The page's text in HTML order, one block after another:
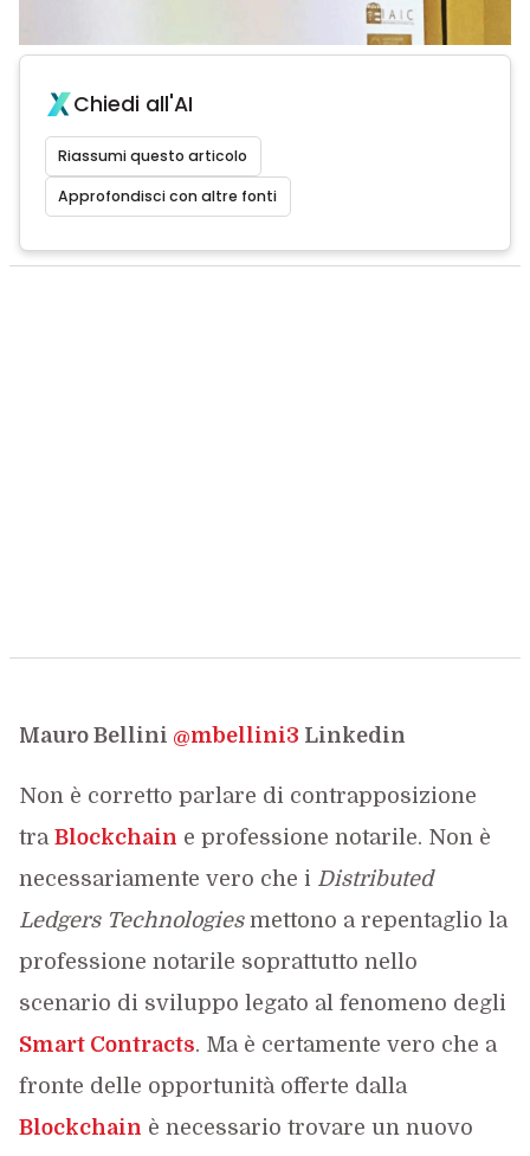
Chiedi all'AI
Riassumi questo articolo
Approfondisci con altre fonti
Mauro Bellini @mbellini3 Linkedin
Non è corretto parlare di contrapposizione
tra Blockchain e professione notarile. Non è
necessariamente vero che i Distributed
Ledgers Technologiesmettono a repentaglio la
professione notarile soprattutto nello
scenario di sviluppo legato al fenomeno degli
Smart Contracts. Ma è certamente vero che a
fronte delle opportunità offerte dalla
Blockchain è necessario trovare un nuovo